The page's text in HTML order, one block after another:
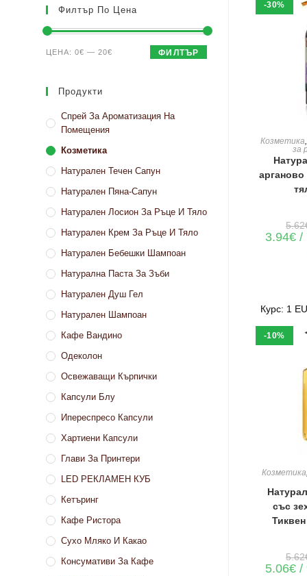
-30%
Козметика,
за
5.62
3.94€ /
Курс: 1
-10%
Козметика
със
5.62
5.06€ /
Филтър По Цена
Минимална
Максимална
ФИЛТЪР
ЦЕНА:0€ —20€
Продукти
Спрей За Ароматизация На
Помещения
Козметика
Натурален Течен Сапун
Натурален Пяна-Сапун
Натурален Лосион За Ръце И Тяло
Натурален Крем За Ръце И Тяло
Натурален Бебешки Шампоан
Натурална Паста За Зъби
Натурален Душ Гел
Натурален Шампоан
Кафе Вандино
Одеколон
Освежаващи Кърпички
Капсули Блу
Ипереспресо Капсули
Хартиени Капсули
Глави За Принтери
LED РЕКЛАМЕН КУБ
Кетъринг
Кафе Ристора
Сухо Мляко И Какао
Консумативи За Кафе